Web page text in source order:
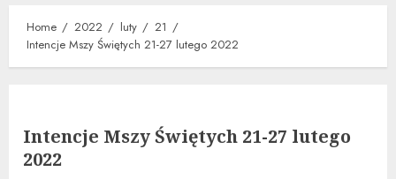
Home 2022 luty
21
Intencje Mszy Świętych 21-27 lutego 2022
Intencje Mszy Świętych 21-27 lutego
2022